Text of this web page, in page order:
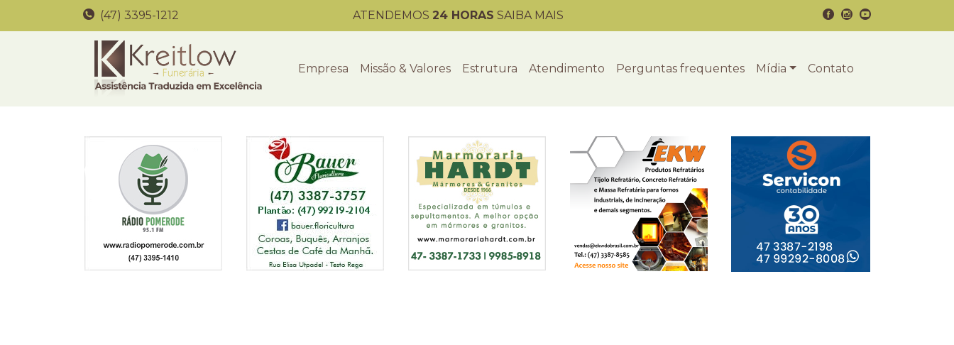
(47) 3395-1212 ATENDEMOS 24 HORAS SAIBA MAIS
Empresa Missão & Valores Estrutura Atendimento Perguntas frequentes Mídia Contato